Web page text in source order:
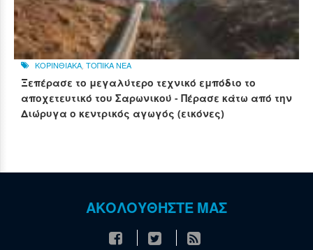
ΚΟΡΙΝΘΙΑΚΑ, ΤΟΠΙΚΑ ΝΕΑ
Ξεπέρασε το μεγαλύτερο τεχνικό εμπόδιο το
αποχετευτικό του Σαρωνικού - Πέρασε κάτω από την
Διώρυγα ο κεντρικός αγωγός (εικόνες)
ΑΚΟΛΟΥΘΗΣΤΕ ΜΑΣ